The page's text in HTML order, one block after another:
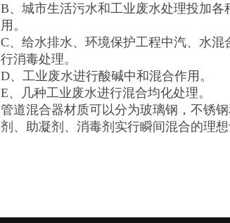
B、城市生活污水和工业废水处理投加
用。
C、给水排水、环境保护工程中汽、水
行消毒处理。
D、工业废水进行酸碱中和混合作用。
E、几种工业废水进行混合均化处理。
管道混合器材质可以分为玻璃钢，不锈
剂、助凝剂、消毒剂实行瞬间混合的理想